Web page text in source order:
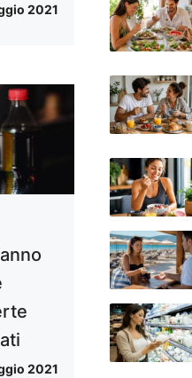
2021
2021